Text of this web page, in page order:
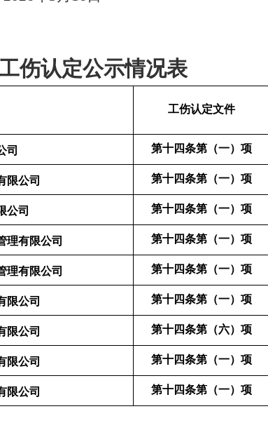
伤认定公示情况表
工伤认定文件
司 第十四条第（一）项
限公司 第十四条第（一）项
公司 第十四条第（一）项
理有限公司 第十四条第（一）项
理有限公司 第十四条第（一）项
限公司 第十四条第（一）项
限公司 第十四条第（六）项
限公司 第十四条第（一）项
限公司 第十四条第（一）项